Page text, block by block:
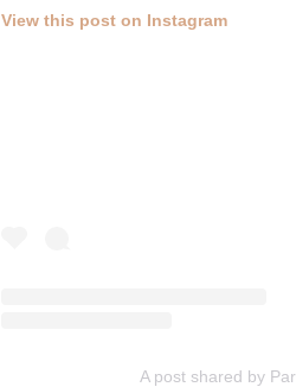
View this post on Instagram
A post shared by